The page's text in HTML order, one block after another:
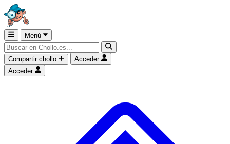
Menú
Compartir chollo
Acceder
Acceder